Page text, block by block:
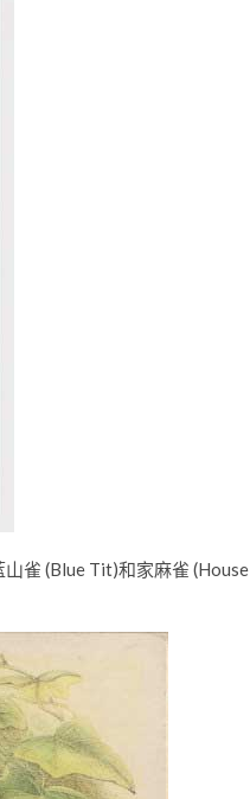
雀 (Blue Tit)和家麻雀 (House